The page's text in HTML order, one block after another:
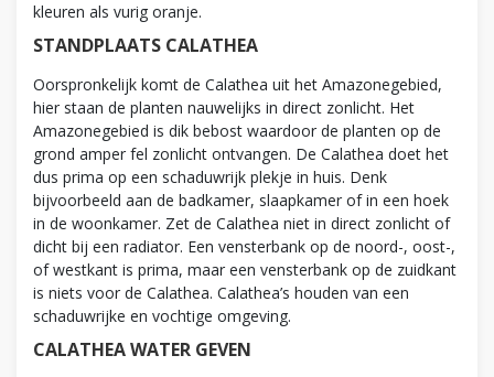
kleuren als vurig oranje.
STANDPLAATS CALATHEA
Oorspronkelijk komt de Calathea uit het Amazonegebied,
hier staan de planten nauwelijks in direct zonlicht. Het
Amazonegebied is dik bebost waardoor de planten op de
grond amper fel zonlicht ontvangen. De Calathea doet het
dus prima op een schaduwrijk plekje in huis. Denk
bijvoorbeeld aan de badkamer, slaapkamer of in een hoek
in de woonkamer. Zet de Calathea niet in direct zonlicht of
dicht bij een radiator. Een vensterbank op de noord-, oost-,
of westkant is prima, maar een vensterbank op de zuidkant
is niets voor de Calathea. Calathea’s houden van een
schaduwrijke en vochtige omgeving.
CALATHEA WATER GEVEN